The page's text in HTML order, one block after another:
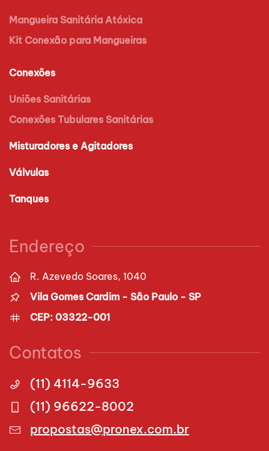
Mangueira Sanitária Atóxica
Kit Conexão para Mangueiras
Conexões
Uniões Sanitárias
Conexões Tubulares Sanitárias
Misturadores e Agitadores
Válvulas
Tanques
Endereço
R. Azevedo Soares, 1040
Vila Gomes Cardim - São Paulo - SP
CEP: 03322-001
Contatos
(11) 4114-9633
(11) 96622-8002
propostas@pronex.com.br